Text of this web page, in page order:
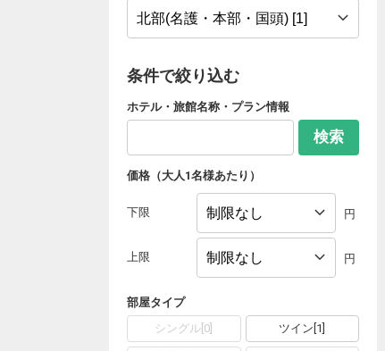
条件で絞り込む
ホテル・旅館名称・プラン情報
検索
価格（大人1名様あたり）
下限 円
上限 円
部屋タイプ
シングル 0 ツイン 1